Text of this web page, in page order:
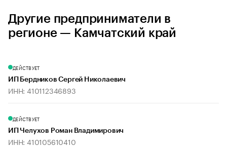
Другие предприниматели в
регионе — Камчатский край
ДЕЙСТВУЕТ
ИП Бердников Сергей Николаевич
ИНН: 410112346893
ДЕЙСТВУЕТ
ИП Челухов Роман Владимирович
ИНН: 410105610410